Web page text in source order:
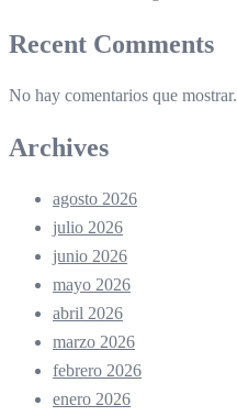
Recent Comments
No hay comentarios que mostrar.
Archives
agosto 2026
julio 2026
junio 2026
mayo 2026
abril 2026
marzo 2026
febrero 2026
enero 2026